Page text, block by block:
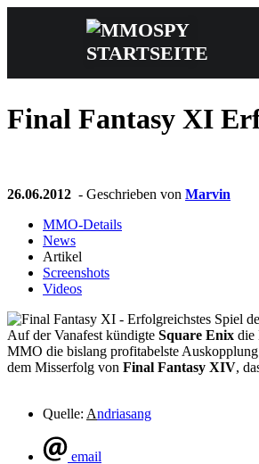
Final Fantasy XI
26.06.2012 - Geschrieben von Marvin
MMO-Details
News
Artikel
Screenshots
Videos
Auf der Vanafest kündigte Square Enix die
MMO die bislang profitabelste Auskopplung
dem Misserfolg von Final Fantasy XIV,
Quelle: Andriasang
email